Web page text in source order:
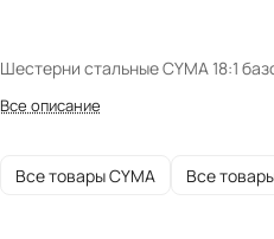
Шестерни стальные CYMA 18:1
Все описание
Все товары CYMA Все